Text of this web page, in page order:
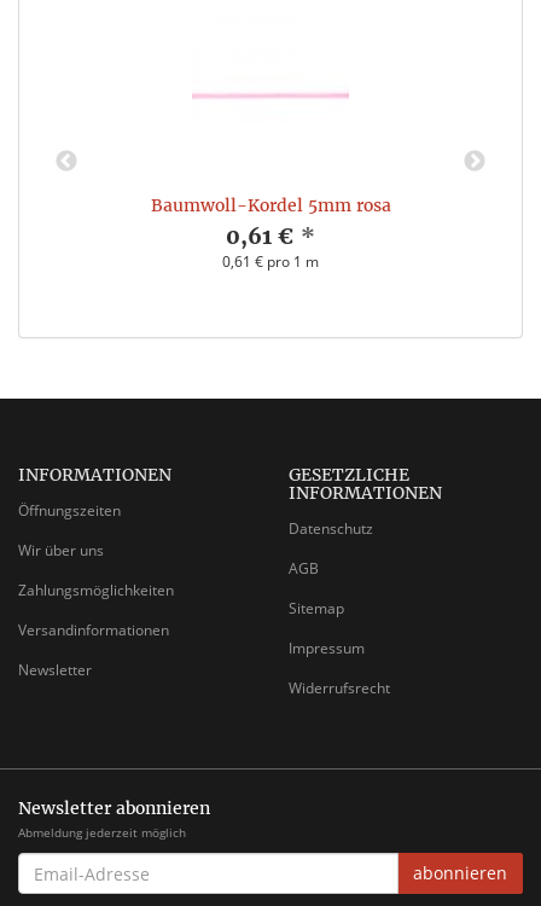
Baumwoll-Kordel 5mm rosa
0,61 € *
0,61 € pro 1 m
INFORMATIONEN
Öffnungszeiten
Wir über uns
Zahlungsmöglichkeiten
Versandinformationen
Newsletter
GESETZLICHE
INFORMATIONEN
Datenschutz
AGB
Sitemap
Impressum
Widerrufsrecht
Newsletter abonnieren
Abmeldung jederzeit möglich
EMAIL-
ADRESSE
abonnieren